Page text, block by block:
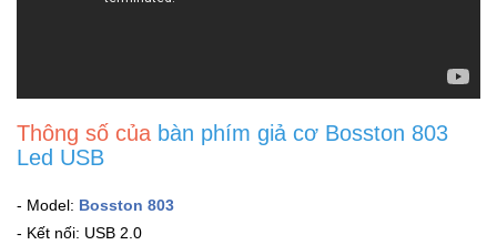
Sống
Máy
Thiết
Thông số của bàn phím giả cơ Bosston 803
Led USB
- Model: Bosston 803
- Kết nối: USB 2.0